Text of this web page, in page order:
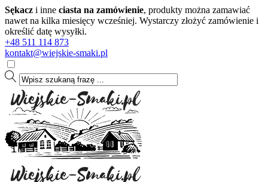
Sękacz i inne ciasta na zamówienie, produkty można zamawiać
nawet na kilka miesięcy wcześniej. Wystarczy złożyć zamówienie i
określić datę wysyłki.
+48 511 114 873
kontakt@wiejskie-smaki.pl